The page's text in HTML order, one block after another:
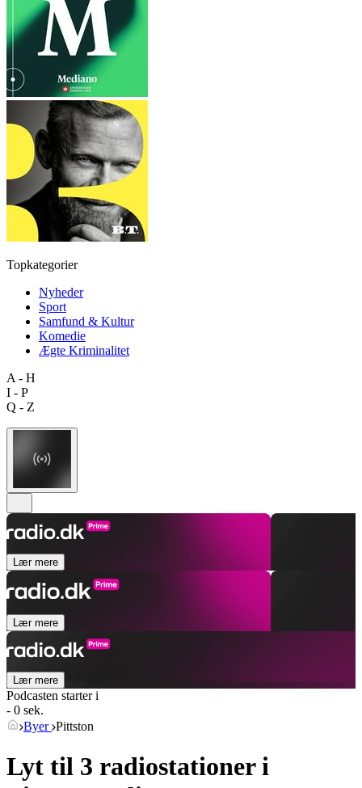
Topkategorier
Nyheder
Sport
Samfund & Kultur
Komedie
Ægte Kriminalitet
A - H
I - P
Q - Z
Lær mere
Lær mere
Lær mere
Podcasten starter i
- 0 sek.
Byer Pittston
Lyt til 3 radiostationer i